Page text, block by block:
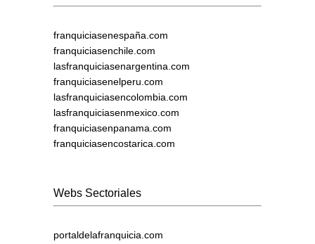
franquiciasenespaña.com
franquiciasenchile.com
lasfranquiciasenargentina.com
franquiciasenelperu.com
lasfranquiciasencolombia.com
lasfranquiciasenmexico.com
franquiciasenpanama.com
franquiciasencostarica.com
Webs Sectoriales
portaldelafranquicia.com